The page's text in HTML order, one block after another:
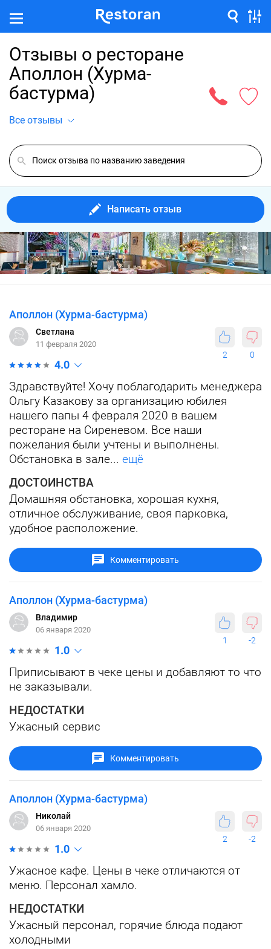
Отзывы о ресторане
Аполлон (Хурма-
бастурма)
Все отзывы
Написать отзыв
Аполлон (Хурма-бастурма)
2 0
Светлана
11 февраля 2020
4.0
Здравствуйте! Хочу поблагодарить менеджера
Ольгу Казакову за организацию юбилея
нашего папы 4 февраля 2020 в вашем
ресторане на Сиреневом. Все наши
пожелания были учтены и выполнены.
Обстановка в зале... ещё
ДОСТОИНСТВА
Домашняя обстановка, хорошая кухня,
отличное обслуживание, своя парковка,
удобное расположение.
Комментировать
Аполлон (Хурма-бастурма)
1 -2
Владимир
06 января 2020
1.0
Приписывают в чеке цены и добавляют то что
не заказывали.
НЕДОСТАТКИ
Ужасный сервис
Комментировать
Аполлон (Хурма-бастурма)
2 -2
Николай
06 января 2020
1.0
Ужасное кафе. Цены в чеке отличаются от
меню. Персонал хамло.
НЕДОСТАТКИ
Ужасный персонал, горячие блюда подают
холодными